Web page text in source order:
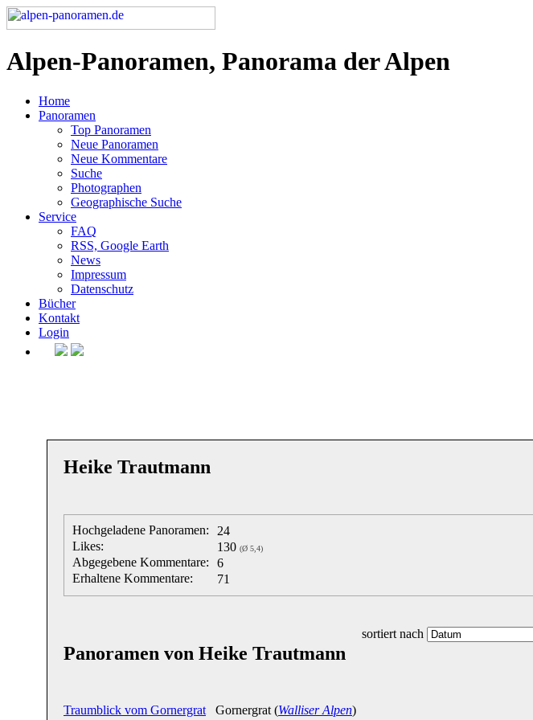
Alpen-Panoramen, Panorama der Alpen
Home
Panoramen
Top Panoramen
Neue Panoramen
Neue Kommentare
Suche
Photographen
Geographische Suche
Service
FAQ
RSS, Google Earth
News
Impressum
Datenschutz
Bücher
Kontakt
Login
Heike Trautmann
Hochgeladene Panoramen:
24
Likes:
130 (Ø 5,4)
Abgegebene Kommentare:
6
Erhaltene Kommentare:
71
Panoramen von Heike Trautmann
sortiert nach
Traumblick vom Gornergrat Gornergrat (Walliser Alpen)